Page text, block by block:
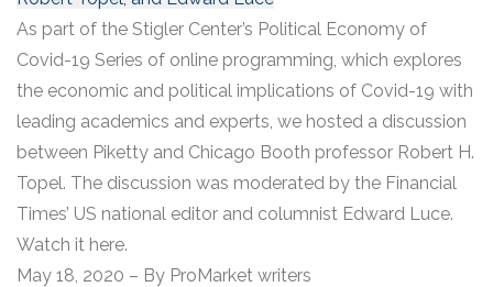
As part of the Stigler Center’s Political Economy of
Covid-19 Series of online programming, which explores
the economic and political implications of Covid-19 with
leading academics and experts, we hosted a discussion
between Piketty and Chicago Booth professor Robert H.
Topel. The discussion was moderated by the Financial
Times’ US national editor and columnist Edward Luce.
Watch it here.
May 18, 2020 – By ProMarket writers